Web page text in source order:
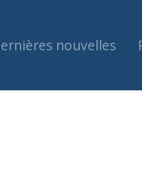
nouvelles
juridique du